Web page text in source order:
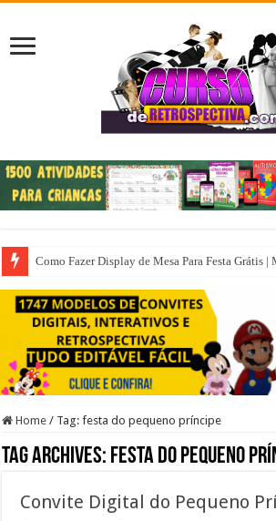
Como Fazer Display de Mesa Para Festa Grátis
Home / Tag:festa do pequeno príncipe
Tag Archives: festa do pequeno
Convite Digital do Pequeno